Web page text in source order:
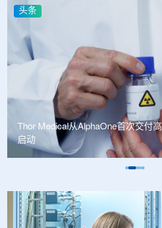
头条
中广核达胜携手浙江嘉广束 打造国内首套全自主电子束固
化卷钢涂装产业链